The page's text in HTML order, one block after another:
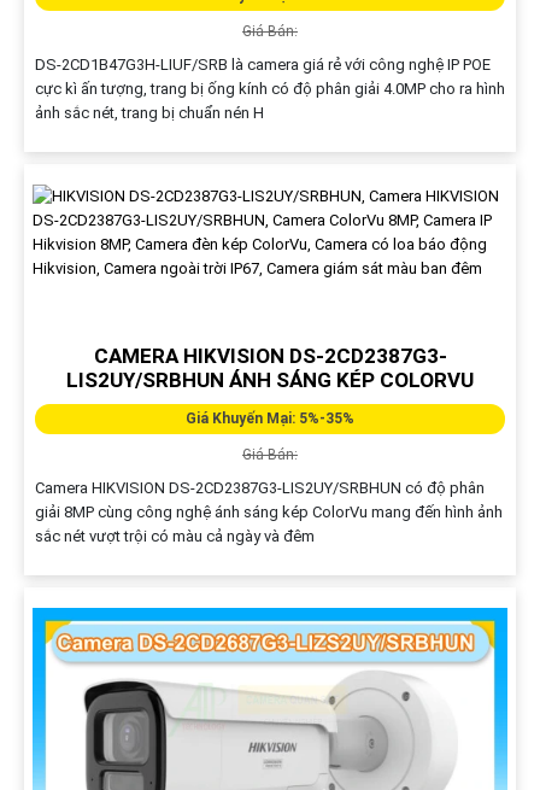
Giá Bán:
DS-2CD1B47G3H-LIUF/SRB là camera giá rẻ với công nghệ IP POE
cực kì ấn tượng, trang bị ống kính có độ phân giải 4.0MP cho ra hình
ảnh sắc nét, trang bị chuẩn nén H
CAMERA HIKVISION DS-2CD2387G3-
LIS2UY/SRBHUN ÁNH SÁNG KÉP COLORVU
Giá Khuyến Mại: 5%-35%
Giá Bán:
Camera HIKVISION DS-2CD2387G3-LIS2UY/SRBHUN có độ phân
giải 8MP cùng công nghệ ánh sáng kép ColorVu mang đến hình ảnh
sắc nét vượt trội có màu cả ngày và đêm